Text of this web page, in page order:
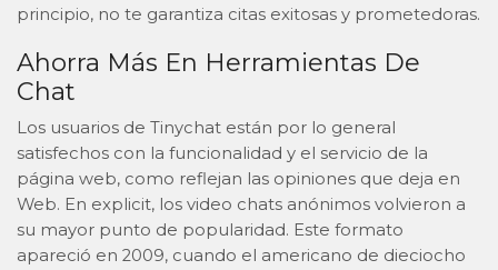
principio, no te garantiza citas exitosas y prometedoras.
Ahorra Más En Herramientas De
Chat
Los usuarios de Tinychat están por lo general
satisfechos con la funcionalidad y el servicio de la
página web, como reflejan las opiniones que deja en
Web. En explicit, los video chats anónimos volvieron a
su mayor punto de popularidad. Este formato
apareció en 2009, cuando el americano de dieciocho